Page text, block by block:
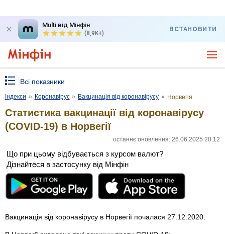
Multi від Мінфін
(8,9K+)
ВСТАНОВИТИ
Всі показники
Індекси » Коронавірус » Вакцинація від коронавірусу » Норвегія
Статистика вакцинації від коронавірусу
(COVID-19) в Норвегії
останнє оновлення: 26.06.2025 20:12
Що при цьому відбувається з курсом валют?
Дізнайтеся в застосунку від Мінфін
Вакцинація від коронавірусу в Норвегії почалася 27.12.2020.